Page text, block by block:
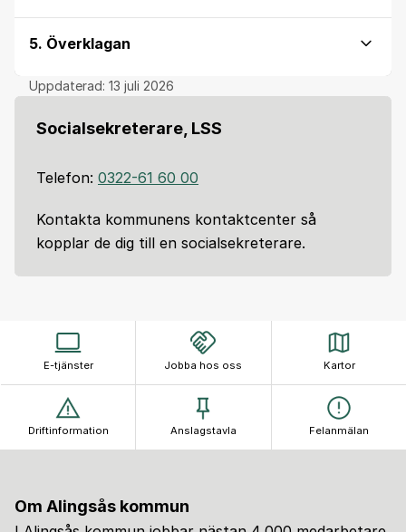
5. Överklagan
Uppdaterad: 13 juli 2026
Socialsekreterare, LSS
Telefon: 0322-61 60 00
Kontakta kommunens kontaktcenter så
kopplar de dig till en socialsekreterare.
E-tjänster Jobba hos oss Kartor
Driftinformation Anslagstavla Felanmälan
Om Alingsås kommun